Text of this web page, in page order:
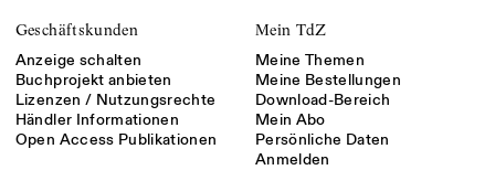
Geschäftskunden
Anzeige schalten
Buchprojekt anbieten
Lizenzen / Nutzungsrechte
Händler Informationen
Open Access Publikationen
Mein TdZ
Meine Themen
Meine Bestellungen
Download-Bereich
Mein Abo
Persönliche Daten
Anmelden